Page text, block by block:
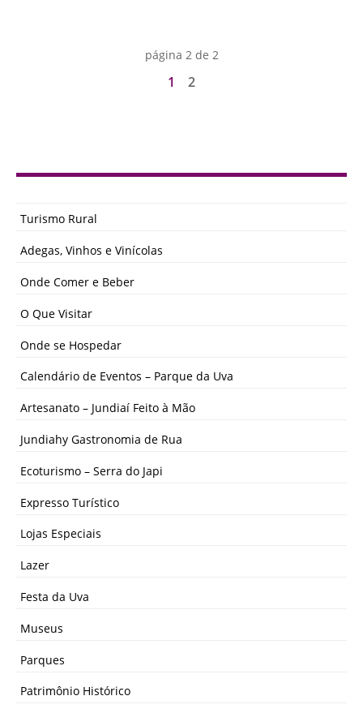
página 2 de 2
1 2
Turismo Rural
Adegas, Vinhos e Vinícolas
Onde Comer e Beber
O Que Visitar
Onde se Hospedar
Calendário de Eventos – Parque da Uva
Artesanato – Jundiaí Feito à Mão
Jundiahy Gastronomia de Rua
Ecoturismo – Serra do Japi
Expresso Turístico
Lojas Especiais
Lazer
Festa da Uva
Museus
Parques
Patrimônio Histórico